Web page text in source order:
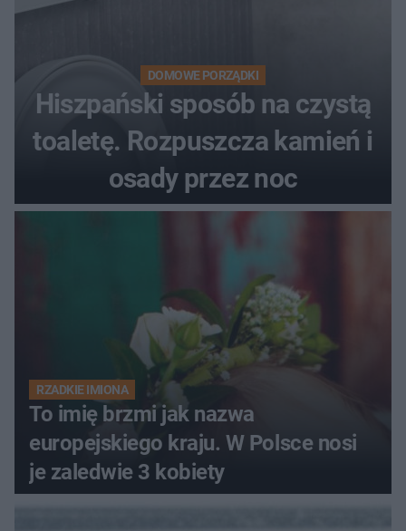
DOMOWE PORZĄDKI
Hiszpański sposób na czystą
toaletę. Rozpuszcza kamień i
osady przez noc
RZADKIE IMIONA
To imię brzmi jak nazwa
europejskiego kraju. W Polsce nosi
je zaledwie 3 kobiety